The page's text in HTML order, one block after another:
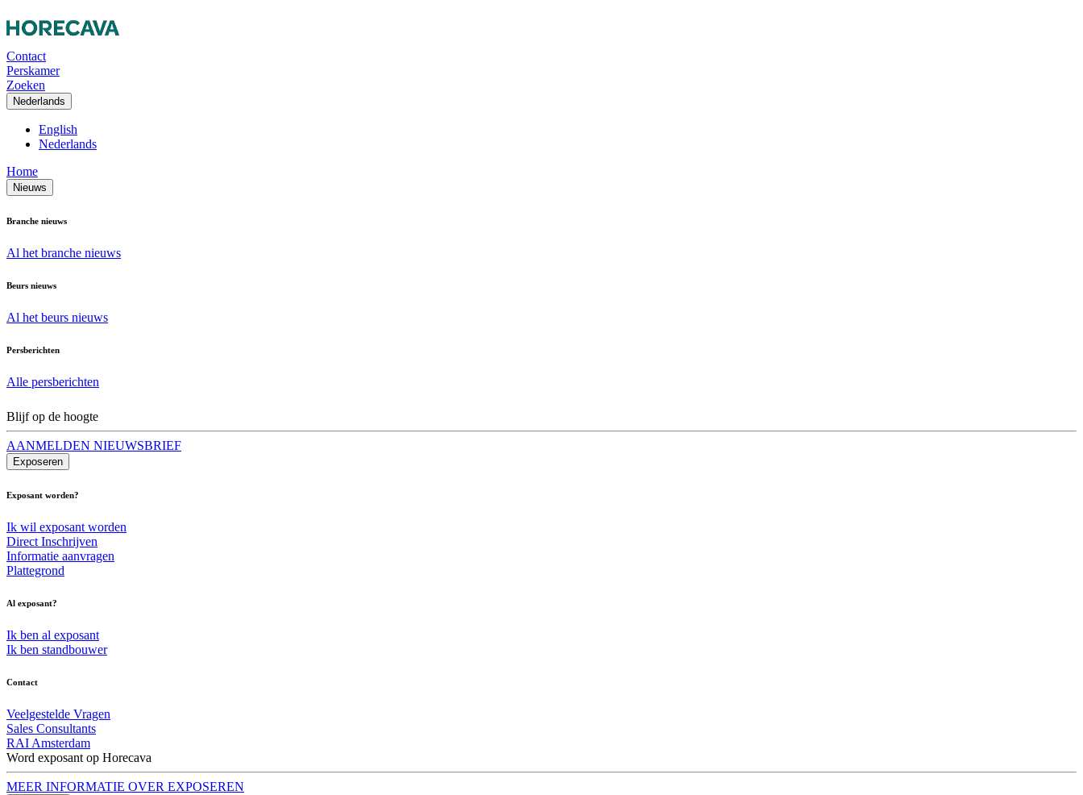
Contact
Perskamer
Zoeken
Nederlands
English
Nederlands
Home
Nieuws
Branche nieuws
Al het branche nieuws
Beurs nieuws
Al het beurs nieuws
Persberichten
Alle persberichten
Blijf op de hoogte
AANMELDEN NIEUWSBRIEF
Exposeren
Exposant worden?
Ik wil exposant worden
Direct Inschrijven
Informatie aanvragen
Plattegrond
Al exposant?
Ik ben al exposant
Ik ben standbouwer
Contact
Veelgestelde Vragen
Sales Consultants
RAI Amsterdam
Word exposant op Horecava
MEER INFORMATIE OVER EXPOSEREN